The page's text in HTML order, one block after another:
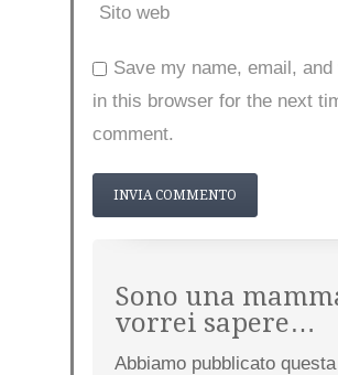
Sito web
Save my name, email, and
in this browser for the next
comment.
Sono una
vorrei sapere…
Abbiamo pubblicato questa